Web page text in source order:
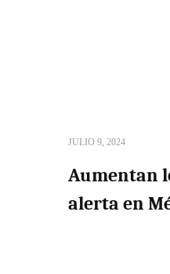
JULIO 9, 2024
Aumentan
alerta en